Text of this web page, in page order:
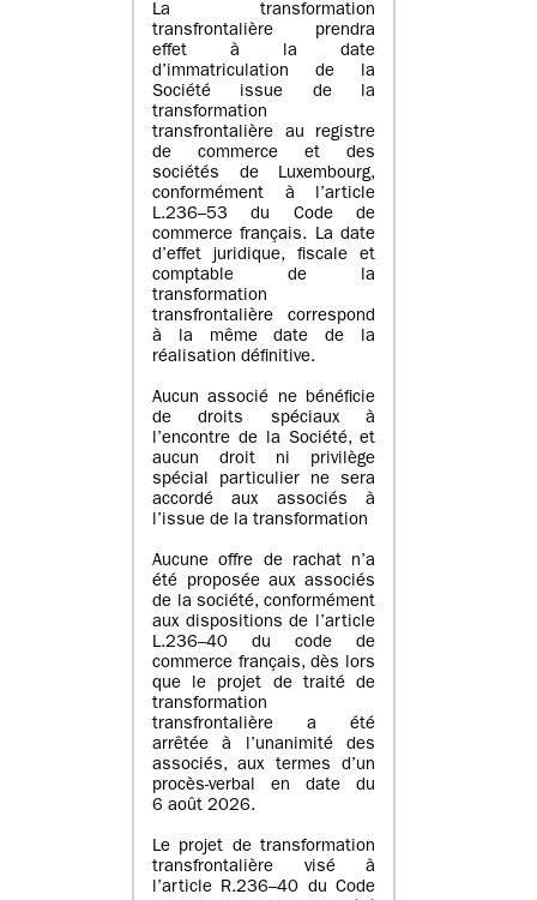
La transformation
transfrontalière prendra
effet à la date
d’immatriculation de la
Société issue de la
transformation
transfrontalière au registre
de commerce et des
sociétés de Luxembourg,
conformément à l’article
L.236–53 du Code de
commerce français. La date
d’effet juridique, fiscale et
comptable de la
transformation
transfrontalière correspond
à la même date de la
réalisation définitive.
Aucun associé ne bénéficie
de droits spéciaux à
l’encontre de la Société, et
aucun droit ni privilège
spécial particulier ne sera
accordé aux associés à
l’issue de la transformation
Aucune offre de rachat n’a
été proposée aux associés
de la société, conformément
aux dispositions de l’article
L.236–40 du code de
commerce français, dès lors
que le projet de traité de
transformation
transfrontalière a été
arrêtée à l’unanimité des
associés, aux termes d’un
procès-verbal en date du
6 août 2026.
Le projet de transformation
transfrontalière visé à
l’article R.236–40 du Code